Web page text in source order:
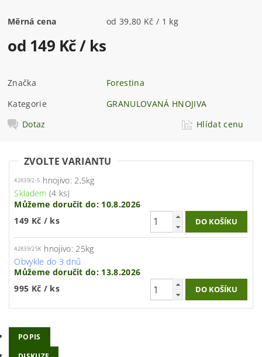
Měrná cena od 39,80 Kč / 1 kg
od 149 Kč/ ks
Značka
Forestina
Kategorie
GRANULOVANÁ HNOJIVA
Dotaz
Hlídat cenu
ZVOLTE VARIANTU
42839/2-5 hnojivo: 2,5kg
Skladem (4 ks)
Můžeme doručit do: 10.8.2026
149 Kč / ks
42839/25K hnojivo: 25kg
Obvykle do 3 dnů
Můžeme doručit do: 13.8.2026
995 Kč / ks
POPIS